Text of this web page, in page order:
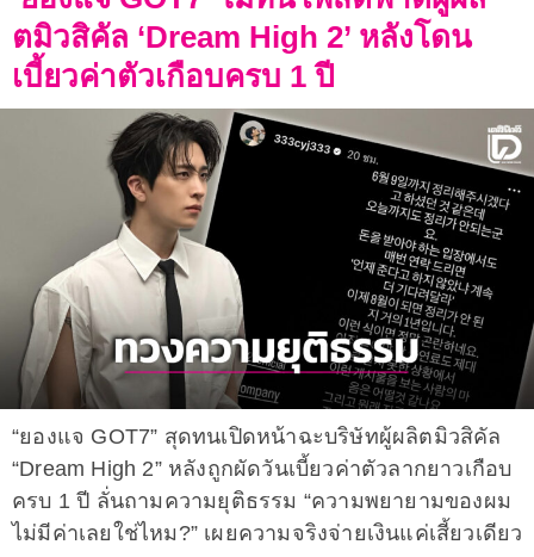
ตมิวสิคัล ‘Dream High 2’ หลังโดน
เบี้ยวค่าตัวเกือบครบ 1 ปี
“ยองแจ GOT7” สุดทนเปิดหน้าฉะบริษัทผู้ผลิตมิวสิคัล
“Dream High 2” หลังถูกผัดวันเบี้ยวค่าตัวลากยาวเกือบ
ครบ 1 ปี ลั่นถามความยุติธรรม “ความพยายามของผม
ไม่มีค่าเลยใช่ไหม?” เผยความจริงจ่ายเงินแค่เสี้ยวเดียว